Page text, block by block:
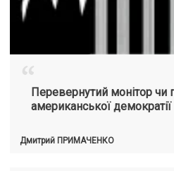
“Перевернутий монітор чи
американської демократії
Дмитрий ПРИМАЧЕНКО